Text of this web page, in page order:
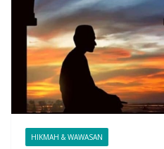
HIKMAH & WAWASAN